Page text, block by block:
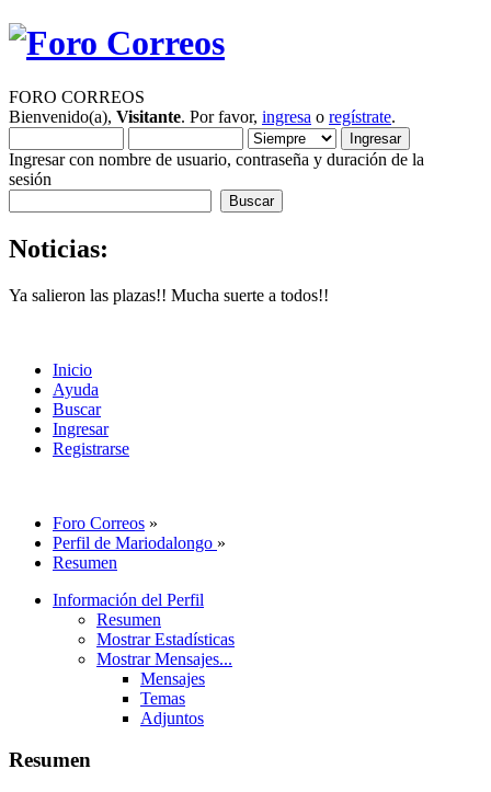
FORO CORREOS
Bienvenido(a), Visitante. Por favor, ingresa o regístrate.
Ingresar con nombre de usuario, contraseña y duración de la
sesión
Noticias:
Ya salieron las plazas!! Mucha suerte a todos!!
Inicio
Ayuda
Buscar
Ingresar
Registrarse
Foro Correos »
Perfil de Mariodalongo »
Resumen
Información del Perfil
Resumen
Mostrar Estadísticas
Mostrar Mensajes...
Mensajes
Temas
Adjuntos
Resumen